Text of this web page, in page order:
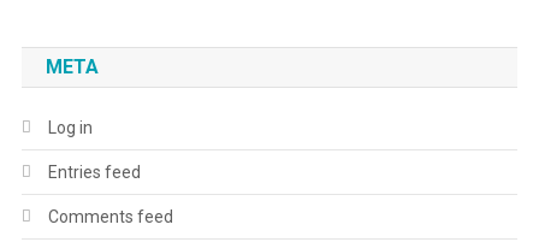
META
Log in
Entries feed
Comments feed